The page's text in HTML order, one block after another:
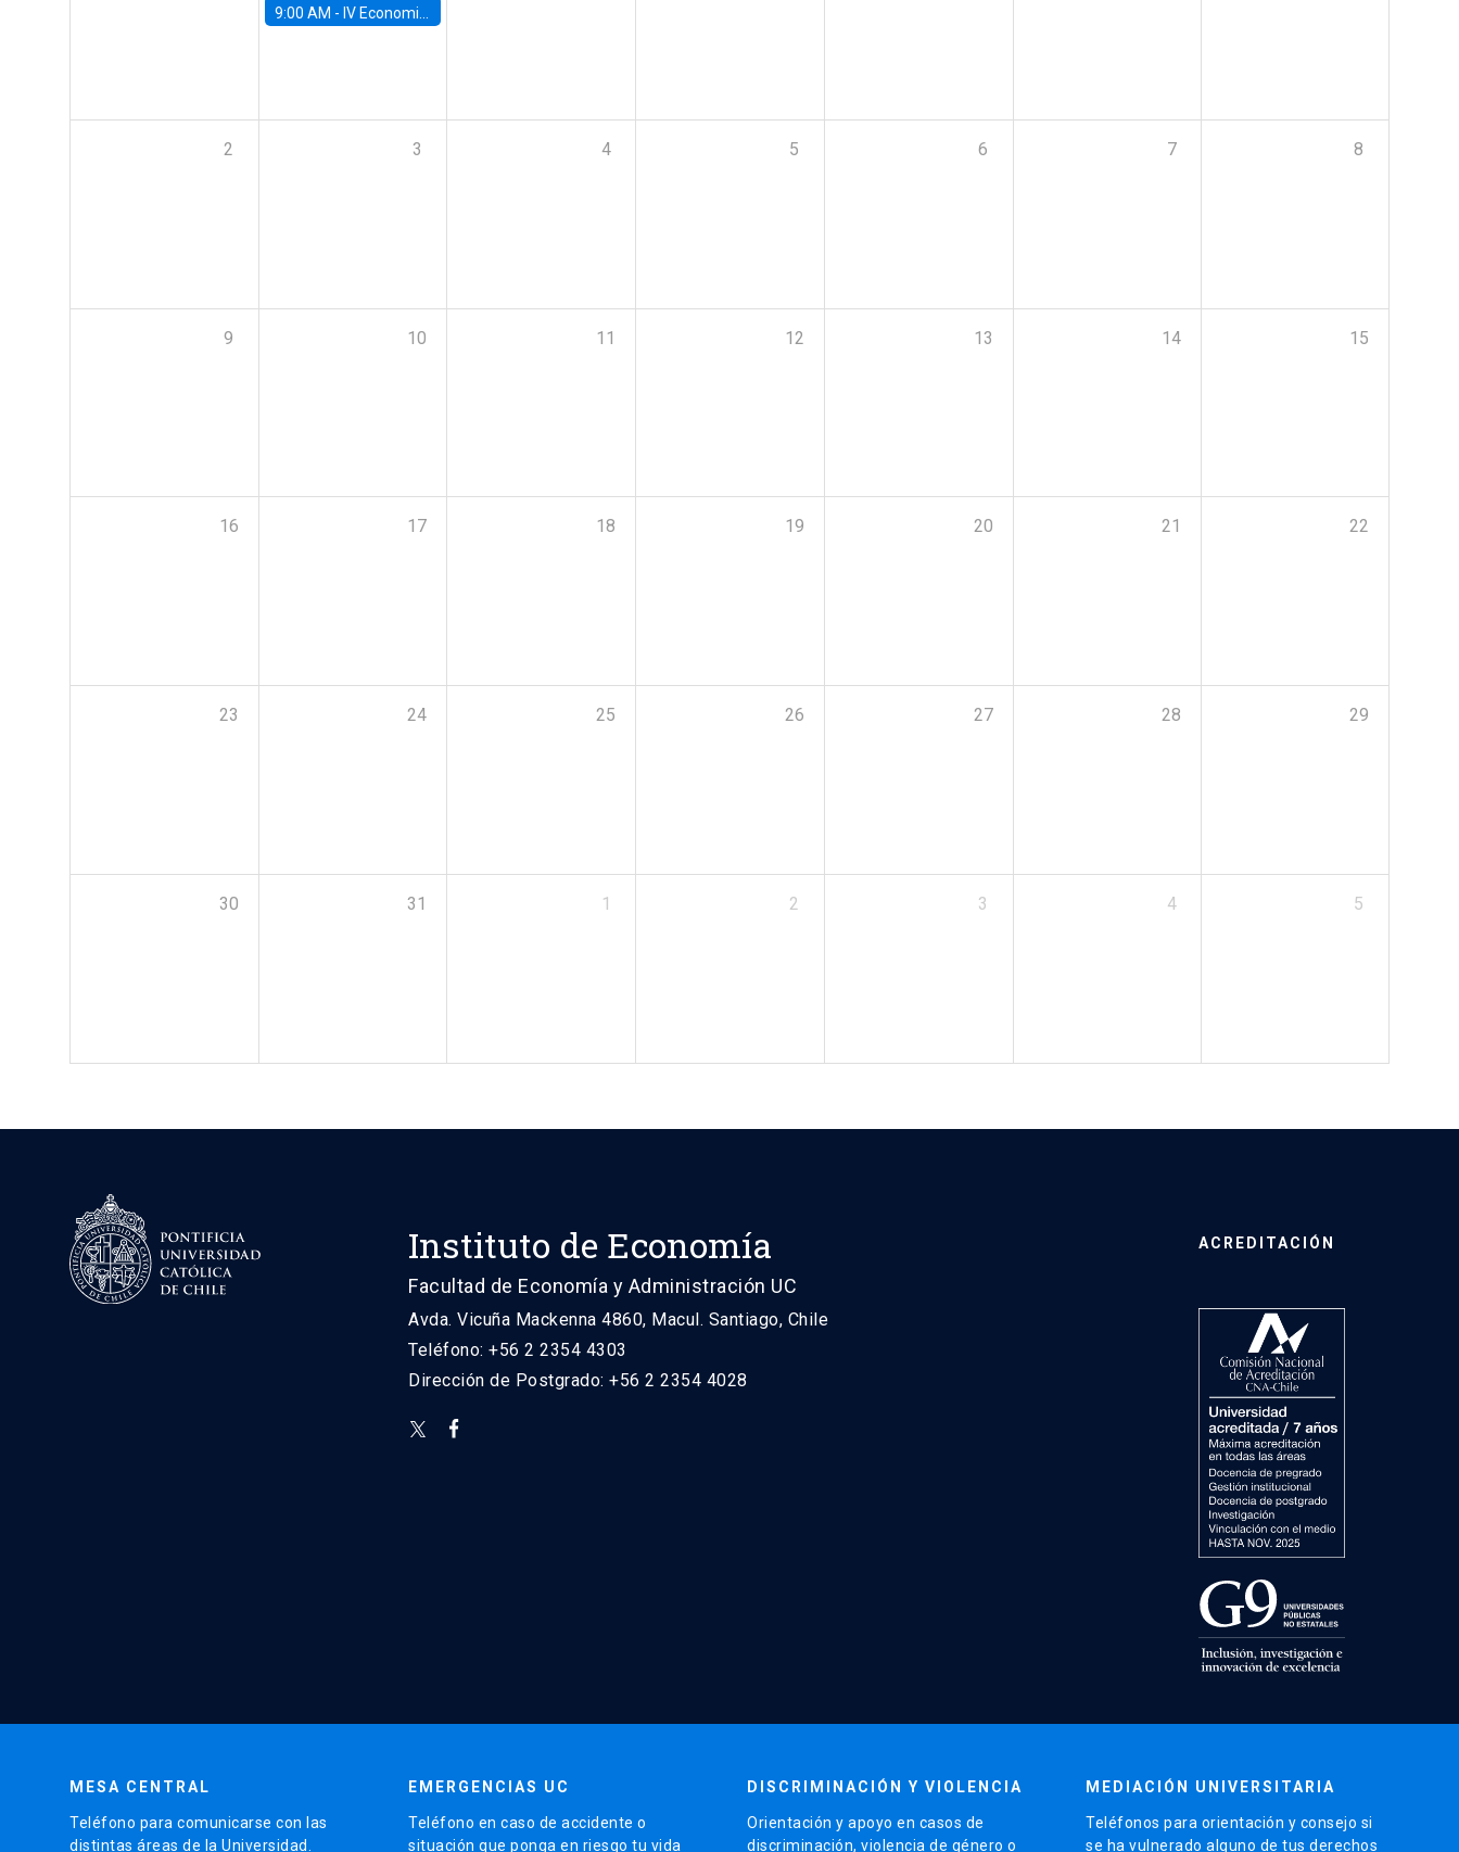
9:00 AM - IV Economics Alumni Workshop
2 3 4 5 6 7 8
9 10 11 12 13 14 15
16 17 18 19 20 21 22
23 24 25 26 27 28 29
30 31 1 2 3 4 5
Instituto de Economía
Facultad de Economía y Administración UC
Avda. Vicuña Mackenna 4860, Macul. Santiago, Chile
Teléfono: +56 2 2354 4303
Dirección de Postgrado: +56 2 2354 4028
ACREDITACIÓN
MESA CENTRAL
Teléfono para comunicarse con las
distintas áreas de la Universidad.
EMERGENCIAS UC
Teléfono en caso de accidente o
situación que ponga en riesgo tu vida
DISCRIMINACIÓN Y VIOLENCIA
Orientación y apoyo en casos de
discriminación, violencia de género o
MEDIACIÓN UNIVERSITARIA
Teléfonos para orientación y consejo si
se ha vulnerado alguno de tus derechos